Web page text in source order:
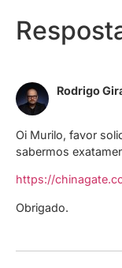
Rodrigo
Oi Murilo, favor
sabermos
https://
Obrigado.